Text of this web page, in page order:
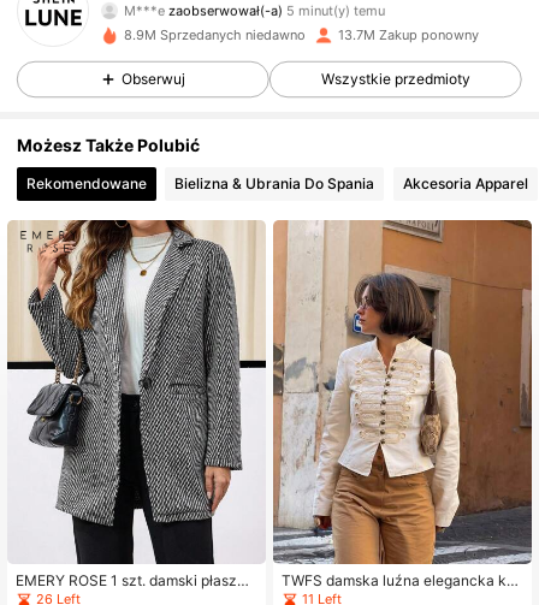
n***3przegląda
4,85
1M Obserwujący
4,85 1M Obserwujący
4,85 1M Obserwujący
4,85 1M Obserwujący
4,85 1M Obserwujący
4,85 1M Obserwujący
1M Obserwujący
8.9M Sprzedanych niedawno 13.7M Zakup ponowny
Obserwuj Wszystkie przedmioty
Możesz Także Polubić
Rekomendowane Bielizna & Ubrania Do Spania Akcesoria Apparel
EMERY ROSE 1 szt. damski płaszcz
jednorzędowy z kołnierzem z klapa
26 Left
TWFS damska luźna elegancka kur
tka/płaszcz z długim rękawem, biał
11 Left